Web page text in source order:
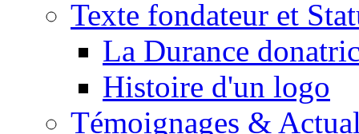
Texte fondateur et
La Durance
Histoire d'un logo
Témoignages &